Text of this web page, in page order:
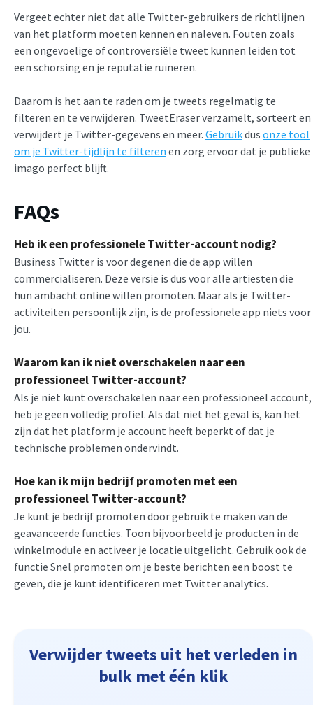
Vergeet echter niet dat alle Twitter-gebruikers de richtlijnen
van het platform moeten kennen en naleven. Fouten zoals
een ongevoelige of controversiële tweet kunnen leiden tot
een schorsing en je reputatie ruïneren.
Daarom is het aan te raden om je tweets regelmatig te
filteren en te verwijderen. TweetEraser verzamelt, sorteert en
verwijdert je Twitter-gegevens en meer. Gebruikdus onze tool
om je Twitter-tijdlijn te filteren en zorg ervoor dat je publieke
imago perfect blijft.
FAQs
Heb ik een professionele Twitter-account nodig?
Business Twitter is voor degenen die de app willen
commercialiseren. Deze versie is dus voor alle artiesten die
hun ambacht online willen promoten. Maar als je Twitter-
activiteiten persoonlijk zijn, is de professionele app niets voor
jou.
Waarom kan ik niet overschakelen naar een
professioneel Twitter-account?
Als je niet kunt overschakelen naar een professioneel account,
heb je geen volledig profiel. Als dat niet het geval is, kan het
zijn dat het platform je account heeft beperkt of dat je
technische problemen ondervindt.
Hoe kan ik mijn bedrijf promoten met een
professioneel Twitter-account?
Je kunt je bedrijf promoten door gebruik te maken van de
geavanceerde functies. Toon bijvoorbeeld je producten in de
winkelmodule en activeer je locatie uitgelicht. Gebruik ook de
functie Snel promoten om je beste berichten een boost te
geven, die je kunt identificeren met Twitter analytics.
Verwijder tweets uit het verleden in
bulk met één klik